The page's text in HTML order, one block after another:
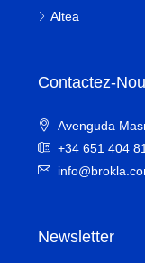
Altea
Contactez-
Avenguda
+34 651 404
Newsletter